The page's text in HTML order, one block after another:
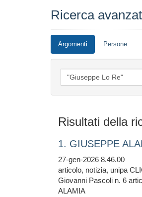
Ricerca
Argomenti Persone
Risultati della
1. GIUSEPPE
27-gen-2026 8.46.00
articolo, notizia, unipa
Giovanni Pascoli n. 6
ALAMIA